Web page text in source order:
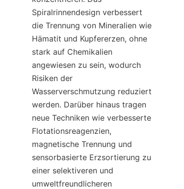
Spiralrinnendesign verbessert
die Trennung von Mineralien wie
Hämatit und Kupfererzen, ohne
stark auf Chemikalien
angewiesen zu sein, wodurch
Risiken der
Wasserverschmutzung reduziert
werden. Darüber hinaus tragen
neue Techniken wie verbesserte
Flotationsreagenzien,
magnetische Trennung und
sensorbasierte Erzsortierung zu
einer selektiveren und
umweltfreundlicheren